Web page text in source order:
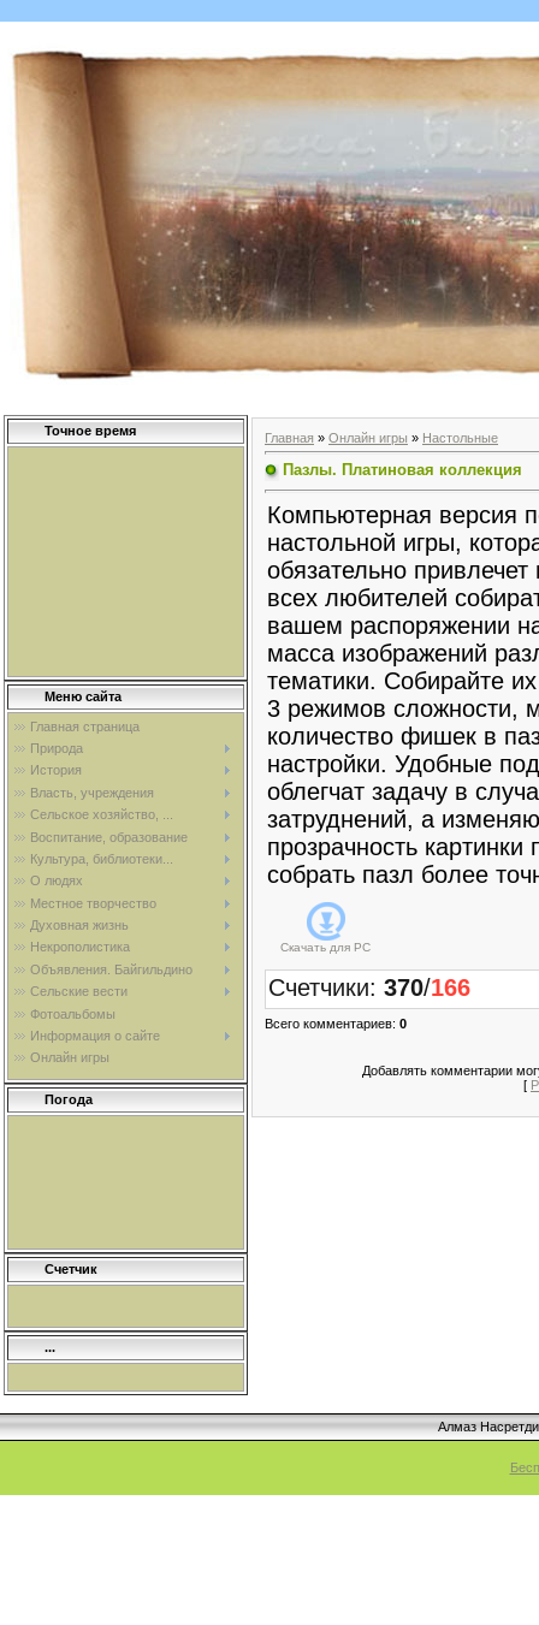
Точное время
Меню сайта
Главная страница
Природа
История
Власть, учреждения
Сельское хозяйство, ...
Воспитание, образование
Культура, библиотеки...
О людях
Местное творчество
Духовная жизнь
Некрополистика
Объявления. Байгильдино
Сельские вести
Фотоальбомы
Информация о сайте
Онлайн игры
Погода
Счетчик
...
Главная » Онлайн игры » Настольные
Пазлы. Платиновая коллекция
Компьютерная версия
настольной игры,
обязательно
всех любителей
вашем распоряжении
масса изображений
тематики. Собирайте
3 режимов сложности,
количество фишек в
настройки. Удобные
облегчат задачу в
затруднений, а
прозрачность картинки
собрать пазл более
Скачать для PC
Счетчики: 370/166
Всего комментариев: 0
Добавлять комментарии
[
Алмаз